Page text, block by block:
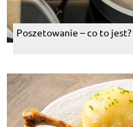
Poszetowanie – co to jest?